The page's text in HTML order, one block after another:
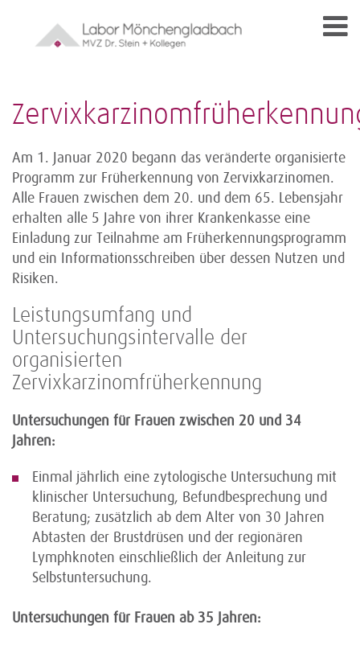
Am 1. Januar 2020 begann das veränderte organisierte
Programm zur Früherkennung von Zervixkarzinomen.
Alle Frauen zwischen dem 20. und dem 65. Lebensjahr
erhalten alle 5 Jahre von ihrer Krankenkasse eine
Einladung zur Teilnahme am Früherkennungsprogramm
und ein Informationsschreiben über dessen Nutzen und
Risiken.
Leistungsumfang und
Untersuchungsintervalle der
organisierten
Zervixkarzinomfrüherkennung
Untersuchungen für Frauen zwischen 20 und 34
Jahren:
Einmal jährlich eine zytologische Untersuchung mit
klinischer Untersuchung, Befundbesprechung und
Beratung; zusätzlich ab dem Alter von 30 Jahren
Abtasten der Brustdrüsen und der regionären
Lymphknoten einschließlich der Anleitung zur
Selbstuntersuchung.
Untersuchungen für Frauen ab 35 Jahren: